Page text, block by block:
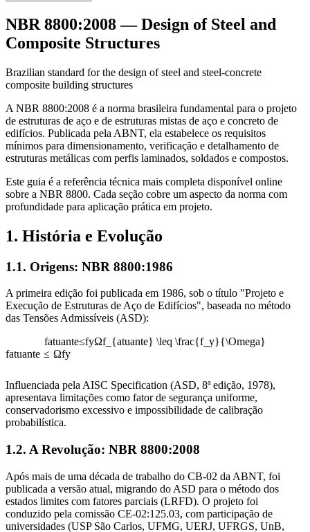
NBR 8800:2008 — Design of Steel and
Composite Structures
Brazilian standard for the design of steel and steel-concrete
composite building structures
A NBR 8800:2008 é a norma brasileira fundamental para o projeto
de estruturas de aço e de estruturas mistas de aço e concreto de
edifícios. Publicada pela ABNT, ela estabelece os requisitos
mínimos para dimensionamento, verificação e detalhamento de
estruturas metálicas com perfis laminados, soldados e compostos.
Este guia é a referência técnica mais completa disponível online
sobre a NBR 8800. Cada seção cobre um aspecto da norma com
profundidade para aplicação prática em projeto.
1. História e Evolução
1.1. Origens: NBR 8800:1986
A primeira edição foi publicada em 1986, sob o título "Projeto e
Execução de Estruturas de Aço de Edifícios", baseada no método
das Tensões Admissíveis (ASD):
fatuante≤fyΩf_{atuante} \leq \frac{f_y}{\Omega}
fatuante ≤ Ωfy
Influenciada pela AISC Specification (ASD, 8ª edição, 1978),
apresentava limitações como fator de segurança uniforme,
conservadorismo excessivo e impossibilidade de calibração
probabilística.
1.2. A Revolução: NBR 8800:2008
Após mais de uma década de trabalho do CB-02 da ABNT, foi
publicada a versão atual, migrando do ASD para o método dos
estados limites com fatores parciais (LRFD). O projeto foi
conduzido pela comissão CE-02:125.03, com participação de
universidades (USP São Carlos, UFMG, UERJ, UFRGS, UnB,